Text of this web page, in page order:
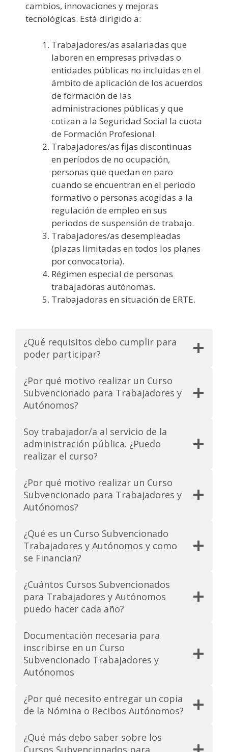
cambios, innovaciones y mejoras
tecnológicas. Está dirigido a:
Trabajadores/as asalariadas que
laboren en empresas privadas o
entidades públicas no incluidas en el
ámbito de aplicación de los acuerdos
de formación de las
administraciones públicas y que
cotizan a la Seguridad Social la cuota
de Formación Profesional.
Trabajadores/as fijas discontinuas
en períodos de no ocupación,
personas que quedan en paro
cuando se encuentran en el periodo
formativo o personas acogidas a la
regulación de empleo en sus
periodos de suspensión de trabajo.
Trabajadores/as desempleadas
(plazas limitadas en todos los planes
por convocatoria).
Régimen especial de personas
trabajadoras autónomas.
Trabajadoras en situación de ERTE.
¿Qué requisitos debo cumplir para
poder participar?
¿Por qué motivo realizar un Curso
Subvencionado para Trabajadores y
Autónomos?
Soy trabajador/a al servicio de la
administración pública. ¿Puedo
realizar el curso?
¿Por qué motivo realizar un Curso
Subvencionado para Trabajadores y
Autónomos?
¿Qué es un Curso Subvencionado
Trabajadores y Autónomos y como
se Financian?
¿Cuántos Cursos Subvencionados
para Trabajadores y Autónomos
puedo hacer cada año?
Documentación necesaria para
inscribirse en un Curso
Subvencionado Trabajadores y
Autónomos
¿Por qué necesito entregar un copia
de la Nómina o Recibos Autónomos?
¿Qué más debo saber sobre los